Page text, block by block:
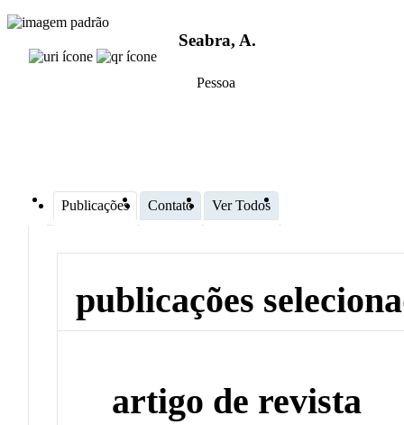
Seabra, A.
Pessoa
Publicações Contato Ver Todos
publicações
artigo de revista